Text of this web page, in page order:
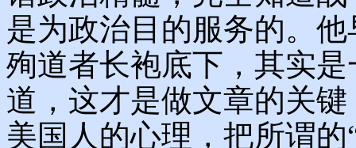
是为政治目的服务的。
殉道者长袍底下，其实
道，这才是做文章的关
美国人的心理，把所谓的